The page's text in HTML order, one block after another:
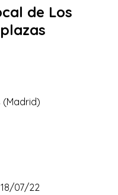
de Los
(Madrid)
18/07/22